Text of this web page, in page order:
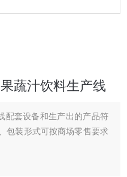
蔬汁饮料生产线
配套设备和生产出的产品符
包装形式可按商场零售要求